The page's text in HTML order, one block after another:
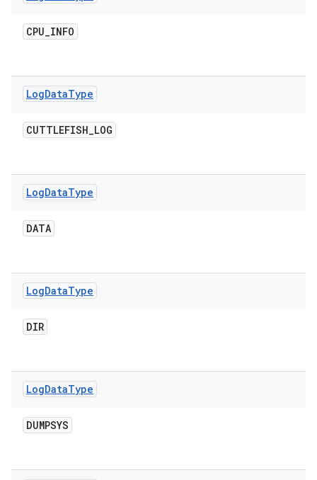
CPU_INFO
LogDataType
CUTTLEFISH_LOG
LogDataType
DATA
LogDataType
DIR
LogDataType
DUMPSYS